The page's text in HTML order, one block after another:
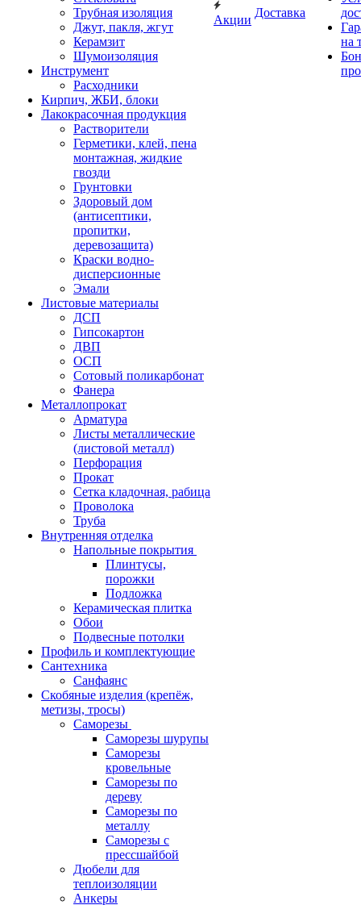
Трубная изоляция
Джут, пакля, жгут
Керамзит
Шумоизоляция
Инструмент
Расходники
Кирпич, ЖБИ, блоки
Лакокрасочная продукция
Растворители
Герметики, клей, пена
монтажная, жидкие
гвозди
Грунтовки
Здоровый дом
(антисептики,
пропитки,
деревозащита)
Краски водно-
дисперсионные
Эмали
Листовые материалы
ДСП
Гипсокартон
ДВП
ОСП
Сотовый поликарбонат
Фанера
Металлопрокат
Арматура
Листы металлические
(листовой металл)
Перфорация
Прокат
Сетка кладочная, рабица
Проволока
Труба
Внутренняя отделка
Напольные покрытия
Плинтусы,
порожки
Подложка
Керамическая плитка
Обои
Подвесные потолки
Профиль и комплектующие
Сантехника
Санфаянс
Скобяные изделия (крепёж,
метизы, тросы)
Саморезы
Саморезы шурупы
Саморезы
кровельные
Саморезы по
дереву
Саморезы по
металлу
Саморезы с
прессшайбой
Дюбели для
теплоизоляции
Анкеры
Акции
Доставка
на